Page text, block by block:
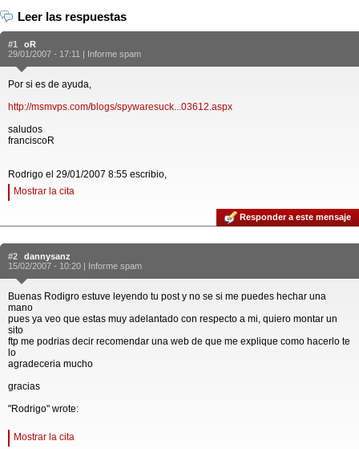
Leer las respuestas
#1
oR
29/01/2007 - 17:11 | Informe spam
Por si es de ayuda,
http://msmvps.com/blogs/spywaresuck...03612.aspx
saludos
franciscoR
Rodrigo el 29/01/2007 8:55 escribio,
Mostrar la cita
Responder a este mensaje
#2
dannysanz
15/02/2007 - 10:20 | Informe spam
Buenas Rodigro estuve leyendo tu post y no se si me puedes hechar una
mano
pues ya veo que estas muy adelantado con respecto a mi, quiero montar un
sito
ftp me podrias decir recomendar una web de que me explique como hacerlo te
lo
agradeceria mucho
gracias
"Rodrigo" wrote:
Mostrar la cita